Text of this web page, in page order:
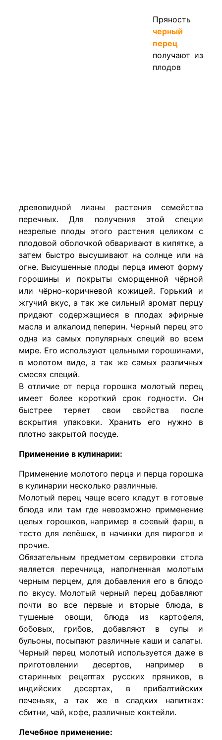
Пряность
черный
перец
получают из
плодов
древовидной лианы растения семейства
перечных. Для получения этой специи
незрелые плоды этого растения целиком с
плодовой оболочкой обваривают в кипятке, а
затем быстро высушивают на солнце или на
огне. Высушенные плоды перца имеют форму
горошины и покрыты сморщенной чёрной
или чёрно-коричневой кожицей. Горький и
жгучий вкус, а так же сильный аромат перцу
придают содержащиеся в плодах эфирные
масла и алкалоид пеперин. Черный перец это
одна из самых популярных специй во всем
мире. Его используют цельными горошинами,
в молотом виде, а так же самых различных
смесях специй.
В отличие от перца горошка молотый перец
имеет более короткий срок годности. Он
быстрее теряет свои свойства после
вскрытия упаковки. Хранить его нужно в
плотно закрытой посуде.
Применение в кулинарии:
Применение молотого перца и перца горошка
в кулинарии несколько различные.
Молотый перец чаще всего кладут в готовые
блюда или там где невозможно применение
целых горошков, например в соевый фарш, в
тесто для лепёшек, в начинки для пирогов и
прочие.
Обязательным предметом сервировки стола
является перечница, наполненная молотым
черным перцем, для добавления его в блюдо
по вкусу. Молотый черный перец добавляют
почти во все первые и вторые блюда, в
тушеные овощи, блюда из картофеля,
бобовых, грибов, добавляют в супы и
бульоны, посыпают различные каши и салаты.
Черный перец молотый используется даже в
приготовлении десертов, например в
старинных рецептах русских пряников, в
индийских десертах, в прибалтийских
печеньях, а так же в сладких напитках:
сбитни, чай, кофе, различные коктейли.
Лечебное применение: